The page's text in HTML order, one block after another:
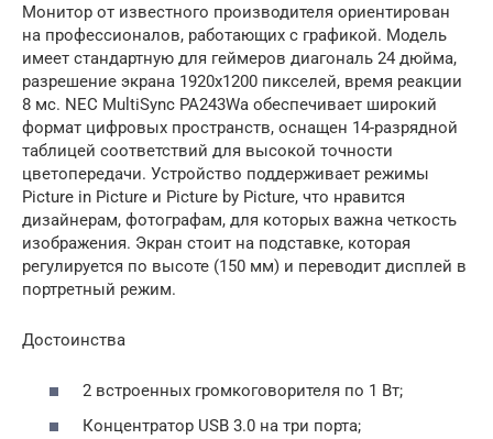
Монитор от известного производителя ориентирован
на профессионалов, работающих с графикой. Модель
имеет стандартную для геймеров диагональ 24 дюйма,
разрешение экрана 1920х1200 пикселей, время реакции
8 мс. NEC MultiSync PA243Wа обеспечивает широкий
формат цифровых пространств, оснащен 14-разрядной
таблицей соответствий для высокой точности
цветопередачи. Устройство поддерживает режимы
Picture in Picture и Picture by Picture, что нравится
дизайнерам, фотографам, для которых важна четкость
изображения. Экран стоит на подставке, которая
регулируется по высоте (150 мм) и переводит дисплей в
портретный режим.
Достоинства
2 встроенных громкоговорителя по 1 Вт;
Концентратор USB 3.0 на три порта;